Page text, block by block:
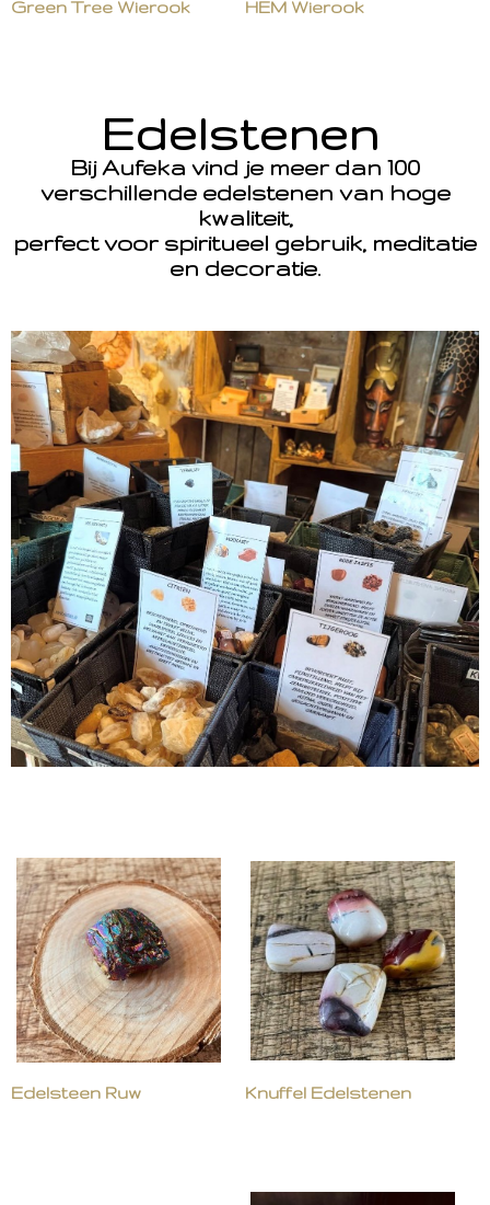
Green Tree Wierook HEM Wierook
Edelstenen
Bij Aufeka vind je meer dan 100
verschillende edelstenen van hoge
kwaliteit,
perfect voor spiritueel gebruik, meditatie
en decoratie.
Edelsteen Ruw Knuffel Edelstenen